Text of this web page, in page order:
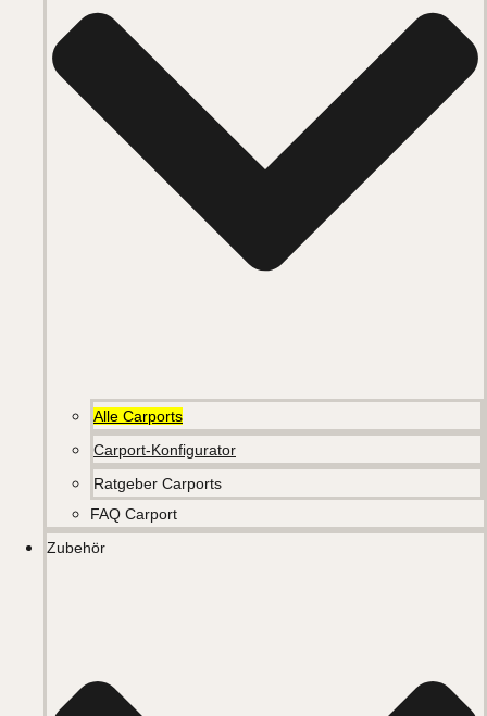
Alle Carports
Carport-Konfigurator
Ratgeber Carports
FAQ Carport
Zubehör